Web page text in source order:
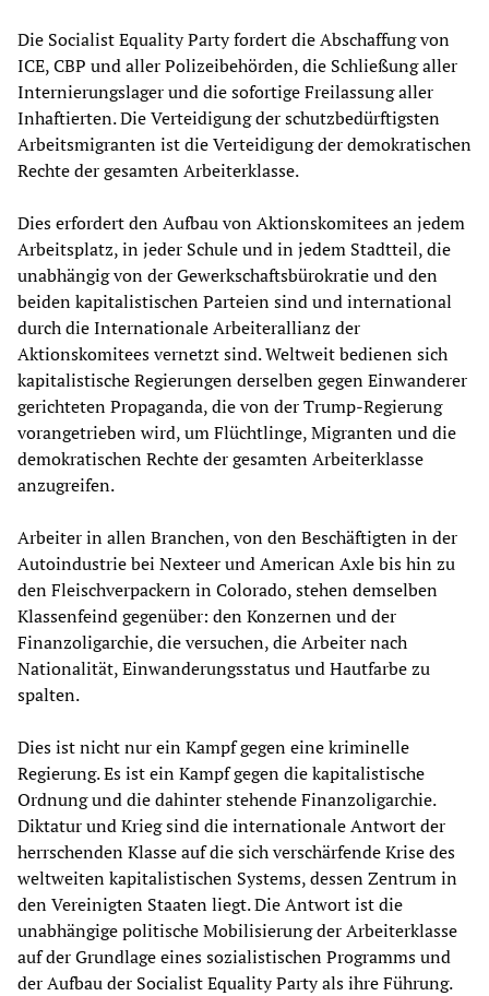
Die Socialist Equality Party fordert die Abschaffung von
ICE, CBP und aller Polizeibehörden, die Schließung aller
Internierungslager und die sofortige Freilassung aller
Inhaftierten. Die Verteidigung der schutzbedürftigsten
Arbeitsmigranten ist die Verteidigung der demokratischen
Rechte der gesamten Arbeiterklasse.
Dies erfordert den Aufbau von Aktionskomitees an jedem
Arbeitsplatz, in jeder Schule und in jedem Stadtteil, die
unabhängig von der Gewerkschaftsbürokratie und den
beiden kapitalistischen Parteien sind und international
durch die Internationale Arbeiterallianz der
Aktionskomitees vernetzt sind. Weltweit bedienen sich
kapitalistische Regierungen derselben gegen Einwanderer
gerichteten Propaganda, die von der Trump-Regierung
vorangetrieben wird, um Flüchtlinge, Migranten und die
demokratischen Rechte der gesamten Arbeiterklasse
anzugreifen.
Arbeiter in allen Branchen, von den Beschäftigten in der
Autoindustrie bei Nexteer und American Axle bis hin zu
den Fleischverpackern in Colorado, stehen demselben
Klassenfeind gegenüber: den Konzernen und der
Finanzoligarchie, die versuchen, die Arbeiter nach
Nationalität, Einwanderungsstatus und Hautfarbe zu
spalten.
Dies ist nicht nur ein Kampf gegen eine kriminelle
Regierung. Es ist ein Kampf gegen die kapitalistische
Ordnung und die dahinter stehende Finanzoligarchie.
Diktatur und Krieg sind die internationale Antwort der
herrschenden Klasse auf die sich verschärfende Krise des
weltweiten kapitalistischen Systems, dessen Zentrum in
den Vereinigten Staaten liegt. Die Antwort ist die
unabhängige politische Mobilisierung der Arbeiterklasse
auf der Grundlage eines sozialistischen Programms und
der Aufbau der Socialist Equality Party als ihre Führung.